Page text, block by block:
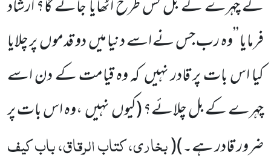
کے چہرے کے بل کس طرح اٹھایاجائے گا؟ ارشاد
فرمایا ’’وہ رب جس نے اسے دنیا میںدو قدموںپر چلایا
کیا اس بات پر قادر نہیںکہ وہ قیامت کے دن اسے
چہرے کے بل چلائے؟(کیوںنہیں،وہ اس بات پر
ضرور قادر ہے۔)(بخاری، کتاب الرقاق، باب کیف